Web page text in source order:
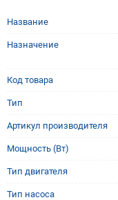
Название
Назначение
Код товара
Тип
Артикул производителя
Мощность (Вт)
Тип двигателя
Тип насоса